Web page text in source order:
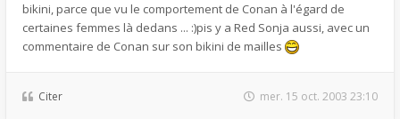
bikini, parce que vu le comportement de Conan à l'égard de
certaines femmes là dedans ... :)pis y a Red Sonja aussi, avec un
commentaire de Conan sur son bikini de mailles
Citer mer. 15 oct. 2003 23:10